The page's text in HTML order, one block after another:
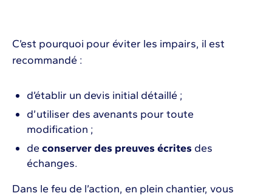
C’est pourquoi pour éviter les impairs, il est
recommandé :
d’établir un devis initial détaillé ;
d’utiliser des avenants pour toute
modification ;
de conserver des preuves écrites des
échanges.
Dans le feu de l’action, en plein chantier, vous